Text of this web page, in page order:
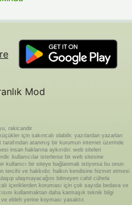
Mod
rakicandir
için sakıncalı olabilir. yazılardan yazarları
atanmış bir kurumun internet üzerinde
insan haklarına aykırıdır. web siteleri
kullanıcılar isterlerse bir web sitesine
kullanıcı bir siteye bağlanmak istiyorsa bu onun
tercihi ve hakkıdır. halkın kendisine hizmet etmesi
ulaşmayacağını bilmeyen cahil cühela
içeriklerden koruması için çok sayıda bedava ve
kullanmaktan daha karmaşık teknik bilgi
ebleh yerine koyması yasaktır.